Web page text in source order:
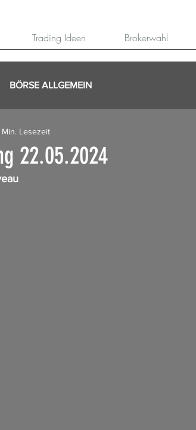
Trading Ideen Brokerwahl
BÖRSE ALLGEMEIN
22.05.2024
Min. Lesezeit